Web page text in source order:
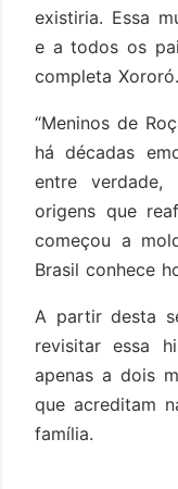
existiria. Essa
e a todos os
completa Xororó.
“Meninos de
há décadas
entre
origens que
começou a
Brasil conhece
A partir desta
revisitar essa
apenas a dois
que acreditam
família.